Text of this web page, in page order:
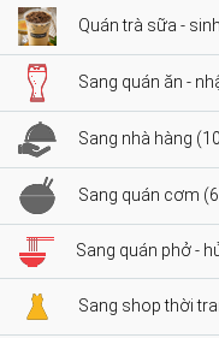
Quán trà sữa -
Sang quán ăn -
Sang nhà hàng
Sang quán cơm
Sang quán phở -
Sang shop thời